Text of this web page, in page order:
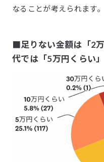
なることが考えられます。
■足りない金額は「2
代では「5万円くらい